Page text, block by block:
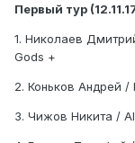
Первый тур
1. Николаев
Gods +
2. Коньков Андрей /
3. Чижов Никита /